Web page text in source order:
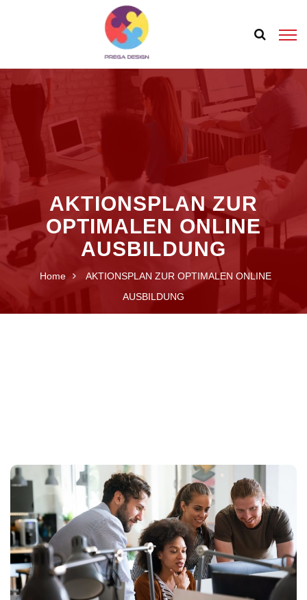
AKTIONSPLAN ZUR
OPTIMALEN ONLINE
AUSBILDUNG
Home
AKTIONSPLAN ZUR OPTIMALEN ONLINE
AUSBILDUNG